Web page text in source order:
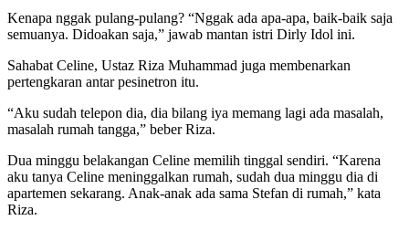
Kenapa nggak pulang-pulang? “Nggak ada apa-apa, baik-baik saja
semuanya. Didoakan saja,” jawab mantan istri Dirly Idol ini.
Sahabat Celine, Ustaz Riza Muhammad juga membenarkan
pertengkaran antar pesinetron itu.
“Aku sudah telepon dia, dia bilang iya memang lagi ada masalah,
masalah rumah tangga,” beber Riza.
Dua minggu belakangan Celine memilih tinggal sendiri. “Karena
aku tanya Celine meninggalkan rumah, sudah dua minggu dia di
apartemen sekarang. Anak-anak ada sama Stefan di rumah,” kata
Riza.